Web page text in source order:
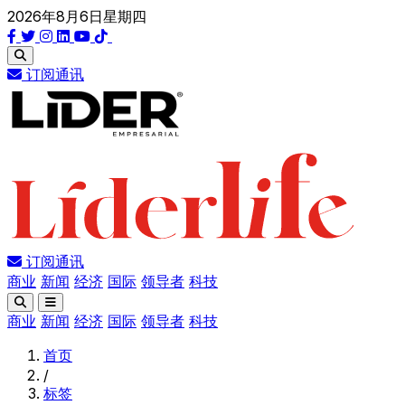
2026年8月6日星期四
订阅通讯
订阅通讯
商业 新闻 经济 国际 领导者 科技
商业 新闻 经济 国际 领导者 科技
首页
/
标签